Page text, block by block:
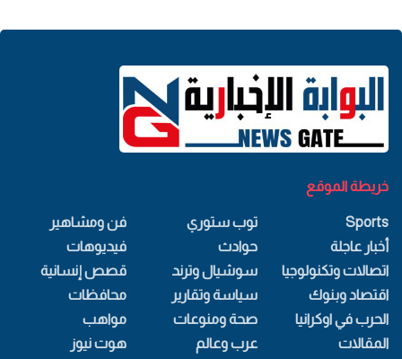
خريطة الموقع
Sports
أخبار عاجلة
اتصالات وتكنولوجيا
اقتصاد وبنوك
الحرب في اوكرانيا
المقالات
توب ستوري
حوادث
سوشيال وترند
سياسة وتقارير
صحة ومنوعات
عرب وعالم
فن ومشاهير
فيديوهات
قصص إنسانية
محافظات
مواهب
هوت نيوز